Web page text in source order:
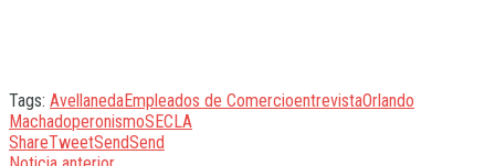
Tags: AvellanedaEmpleados de ComercioentrevistaOrlando
MachadoperonismoSECLA
ShareTweetSendSend